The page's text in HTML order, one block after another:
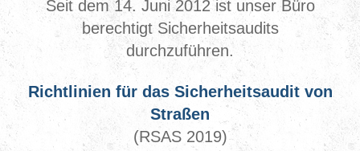
Seit dem 14. Juni 2012 ist unser Büro
berechtigt Sicherheitsaudits
durchzuführen.
Richtlinien für das Sicherheitsaudit von
Straßen
(RSAS 2019)